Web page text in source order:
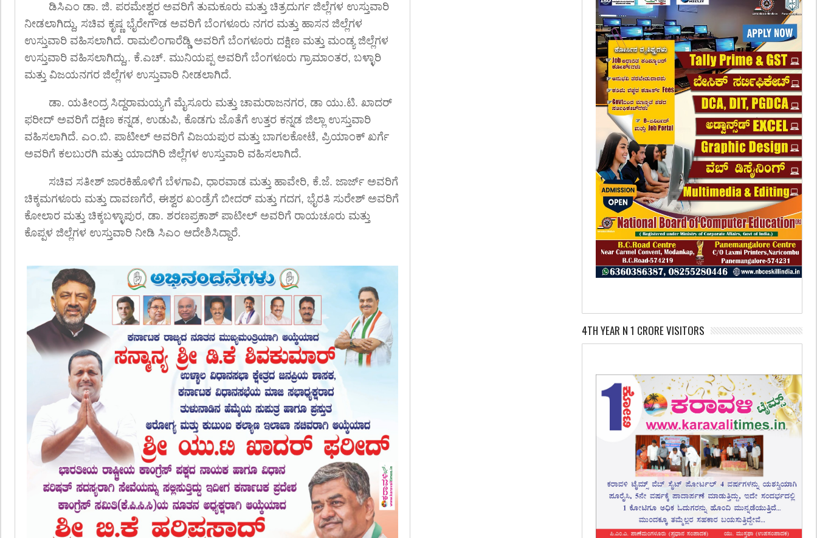
ಡಿಸಿಎಂ ಡಾ. ಜಿ. ಪರಮೇಶ್ವರ ಅವರಿಗೆ ತುಮಕೂರು ಮತ್ತು ಚಿತ್ರದುರ್ಗ ಜಿಲ್ಲೆಗಳ ಉಸ್ತುವಾರಿ
ನೀಡಲಾಗಿದ್ದು, ಸಚಿವ ಕೃಷ್ಣ ಭೈರೇಗೌಡ ಅವರಿಗೆ ಬೆಂಗಳೂರು ನಗರ ಮತ್ತು ಹಾಸನ ಜಿಲ್ಲೆಗಳ
ಉಸ್ತುವಾರಿ ವಹಿಸಲಾಗಿದೆ. ರಾಮಲಿಂಗಾರೆಡ್ಡಿ ಅವರಿಗೆ ಬೆಂಗಳೂರು ದಕ್ಷಿಣ ಮತ್ತು ಮಂಡ್ಯ ಜಿಲ್ಲೆಗಳ
ಉಸ್ತುವಾರಿ ವಹಿಸಲಾಗಿದ್ದು,. ಕೆ.ಎಚ್. ಮುನಿಯಪ್ಪ ಅವರಿಗೆ ಬೆಂಗಳೂರು ಗ್ರಾಮಾಂತರ, ಬಳ್ಳಾರಿ
ಮತ್ತು ವಿಜಯನಗರ ಜಿಲ್ಲೆಗಳ ಉಸ್ತುವಾರಿ ನೀಡಲಾಗಿದೆ.
ಡಾ. ಯತೀಂದ್ರ ಸಿದ್ದರಾಮಯ್ಯಗೆ ಮೈಸೂರು ಮತ್ತು ಚಾಮರಾಜನಗರ, ಡಾ ಯು.ಟಿ. ಖಾದರ್
ಫರೀದ್ ಅವರಿಗೆ ದಕ್ಷಿಣ ಕನ್ನಡ, ಉಡುಪಿ, ಕೊಡಗು ಜೊತೆಗೆ ಉತ್ತರ ಕನ್ನಡ ಜಿಲ್ಲಾ ಉಸ್ತುವಾರಿ
ವಹಿಸಲಾಗಿದೆ. ಎಂ.ಬಿ. ಪಾಟೀಲ್ ಅವರಿಗೆ ವಿಜಯಪುರ ಮತ್ತು ಬಾಗಲಕೋಟೆ, ಪ್ರಿಯಾಂಕ್ ಖರ್ಗೆ
ಅವರಿಗೆ ಕಲಬುರಗಿ ಮತ್ತು ಯಾದಗಿರಿ ಜಿಲ್ಲೆಗಳ ಉಸ್ತುವಾರಿ ವಹಿಸಲಾಗಿದೆ.
ಸಚಿವ ಸತೀಶ್ ಜಾರಕಿಹೊಳಿಗೆ ಬೆಳಗಾವಿ, ಧಾರವಾಡ ಮತ್ತು ಹಾವೇರಿ, ಕೆ.ಜೆ. ಜಾರ್ಜ್ ಅವರಿಗೆ
ಚಿಕ್ಕಮಗಳೂರು ಮತ್ತು ದಾವಣಗೆರೆ, ಈಶ್ವರ ಖಂಡ್ರೆಗೆ ಬೀದರ್ ಮತ್ತು ಗದಗ, ಭೈರತಿ ಸುರೇಶ್ ಅವರಿಗೆ
ಕೋಲಾರ ಮತ್ತು ಚಿಕ್ಕಬಳ್ಳಾಪುರ, ಡಾ. ಶರಣಪ್ರಕಾಶ್ ಪಾಟೀಲ್ ಅವರಿಗೆ ರಾಯಚೂರು ಮತ್ತು
ಕೊಪ್ಪಳ ಜಿಲ್ಲೆಗಳ ಉಸ್ತುವಾರಿ ನೀಡಿ ಸಿಎಂ ಆದೇಶಿಸಿದ್ದಾರೆ.
4TH YEAR N 1 CRORE VISITORS